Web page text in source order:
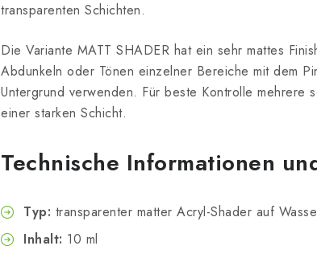
transparenten Schichten.
Die Variante MATT SHADER hat ein sehr mattes
Abdunkeln oder Tönen einzelner Bereiche mit dem
Untergrund verwenden. Für beste Kontrolle mehrere
einer starken Schicht.
Technische Informationen
Typ: transparenter matter Acryl-Shader auf
Inhalt: 10 ml